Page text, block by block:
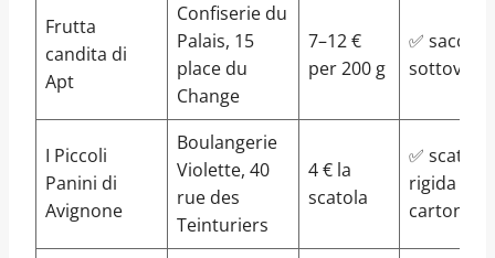
Frutta
candita di
Apt
Confiserie du
Palais, 15
place du
Change
7–12 €
per 200 g
✅
I Piccoli
Panini di
Avignone
Boulangerie
Violette, 40
rue des
Teinturiers
4 € la
scatola
✅ scatola
rigida di
cartone